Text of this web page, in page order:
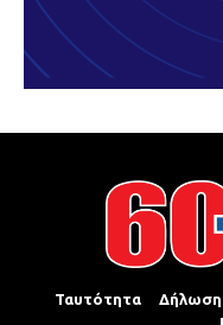
Ταυτότητα